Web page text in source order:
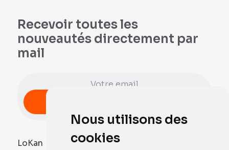
Nous utilisons des
cookies
Recevoir toutes les
nouveautés directement par
mail
LoKan